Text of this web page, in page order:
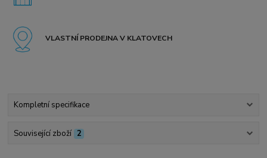
VLASTNÍ PRODEJNA V KLATOVECH
Kompletní specifikace
Související zboží 2